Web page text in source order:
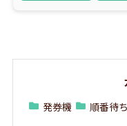
発券機 順番待